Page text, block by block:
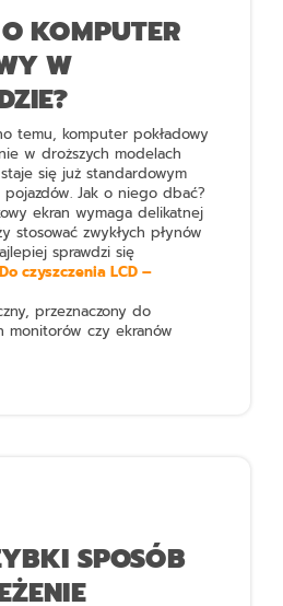
KOMPUTER
W
temu, komputer pokładowy
w droższych modelach
się już standardowym
Jak o niego dbać?
ekran wymaga delikatnej
stosować zwykłych płynów
sprawdzi się
czyszczenia LCD –
przeznaczony do
monitorów czy ekranów
SPOSÓB